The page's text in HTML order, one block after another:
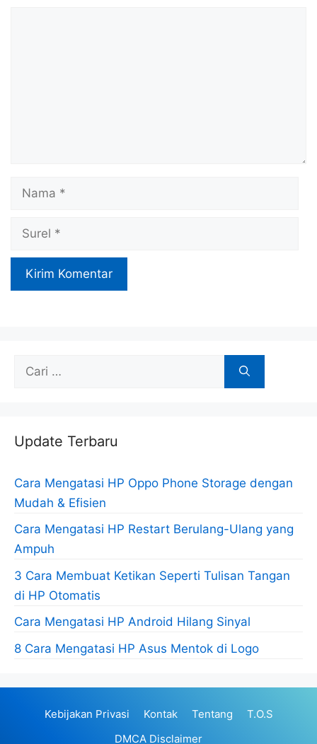
Nama
Surel
Cari
Update Terbaru
Cara Mengatasi HP Oppo Phone Storage dengan
Mudah & Efisien
Cara Mengatasi HP Restart Berulang-Ulang yang
Ampuh
3 Cara Membuat Ketikan Seperti Tulisan Tangan
di HP Otomatis
Cara Mengatasi HP Android Hilang Sinyal
8 Cara Mengatasi HP Asus Mentok di Logo
Kebijakan Privasi Kontak Tentang
T.O.S
DMCA Disclaimer